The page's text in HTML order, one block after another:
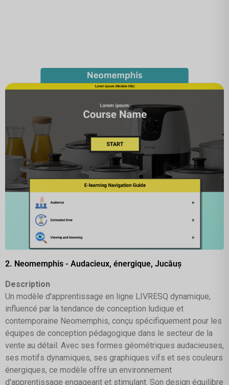
2. Neomemphis - Audacieux, énergique, Jucăuș
Description
Un modèle d'apprentissage en ligne LIVRESQ dynamique,
influencé par la tendance de conception ludique et
contemporaine Neomemphis, conçu spécifiquement pour les
équipes de conception pédagogique dans le secteur de la
vente au détail. Avec ses formes géométriques audacieuses,
ses motifs dynamiques, ses graphiques vifs et ses couleurs
énergiques, ce modèle offre un environnement
d'apprentissage engageant et stimulant. Son design équilibre